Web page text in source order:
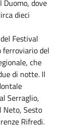
dove
dieci
Festival
ferroviario del
che
di notte. Il
Serraglio,
Neto, Sesto
Rifredi.